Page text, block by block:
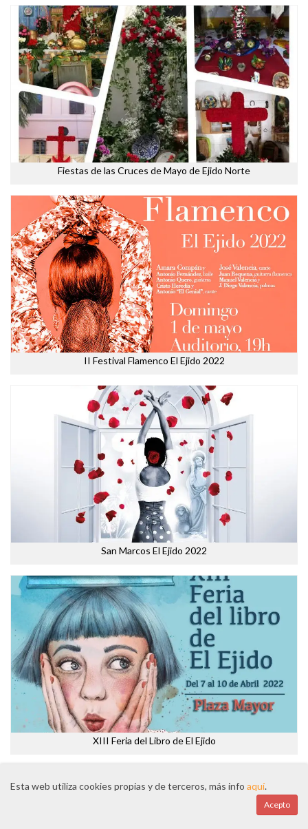
Fiestas de las Cruces de Mayo de Ejido Norte
II Festival Flamenco El Ejido 2022
San Marcos El Ejido 2022
XIII Feria del Libro de El Ejido
Esta web utiliza cookies propias y de terceros, más info aquí.
Acepto